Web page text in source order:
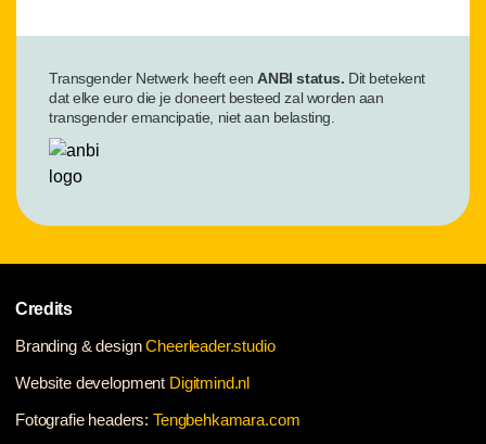
Transgender Netwerk heeft eenANBI status. Dit betekent
dat elke euro die je doneert besteed zal worden aan
transgender emancipatie, niet aan belasting.
Credits
Branding & designCheerleader.studio
Website development Digitmind.nl
Fotografie headers: Tengbehkamara.com